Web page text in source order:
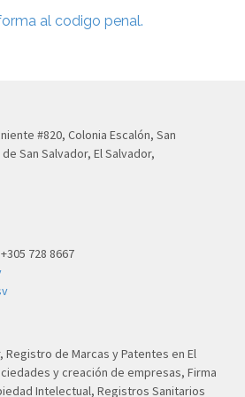
al codigo penal.
#820, Colonia Escalón, San
San Salvador, El Salvador,
728 8667
Registro de Marcas y Patentes en El
y creación de empresas, Firma
Intelectual, Registros Sanitarios